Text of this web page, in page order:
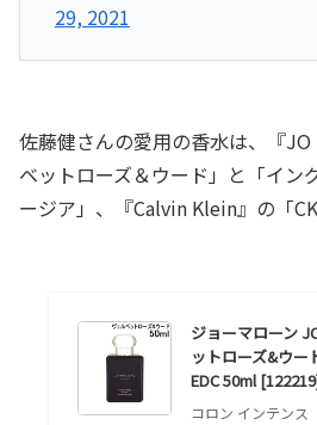
29, 2021
佐藤健さんの愛用の香水は、『JO
ベットローズ＆ウード」と「イン
ージア」、『Calvin Klein』の「CK
ジョーマローン
ットローズ&ウー
EDC 50ml
コロン インテンス